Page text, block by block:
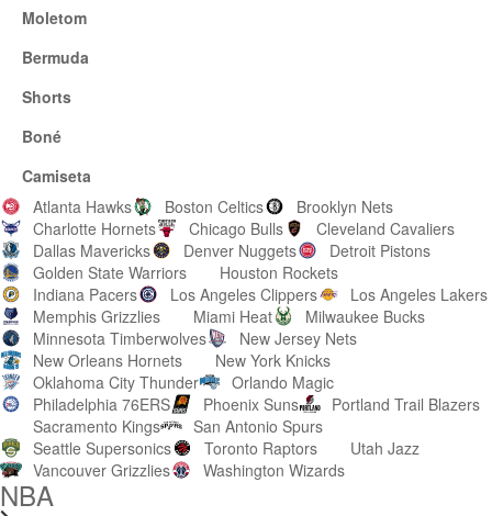
Moletom
Bermuda
Shorts
Boné
Camiseta
Atlanta Hawks
Boston Celtics
Brooklyn Nets
Charlotte Hornets
Chicago Bulls
Cleveland Cavaliers
Dallas Mavericks
Denver Nuggets
Detroit Pistons
Golden State Warriors
Houston Rockets
Indiana Pacers
Los Angeles Clippers
Los Angeles Lakers
Memphis Grizzlies
Miami Heat
Milwaukee Bucks
Minnesota Timberwolves
New Jersey Nets
New Orleans Hornets
New York Knicks
Oklahoma City Thunder
Orlando Magic
Philadelphia 76ERS
Phoenix Suns
Portland Trail Blazers
Sacramento Kings
San Antonio Spurs
Seattle Supersonics
Toronto Raptors
Utah Jazz
Vancouver Grizzlies
Washington Wizards
NBA